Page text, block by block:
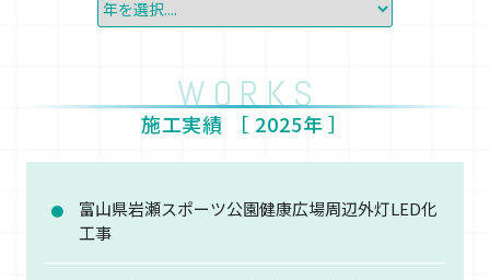
WORKS
施工実績 ［ 2025年］
富山県岩瀬スポーツ公園健康広場周辺外灯LED化
工事